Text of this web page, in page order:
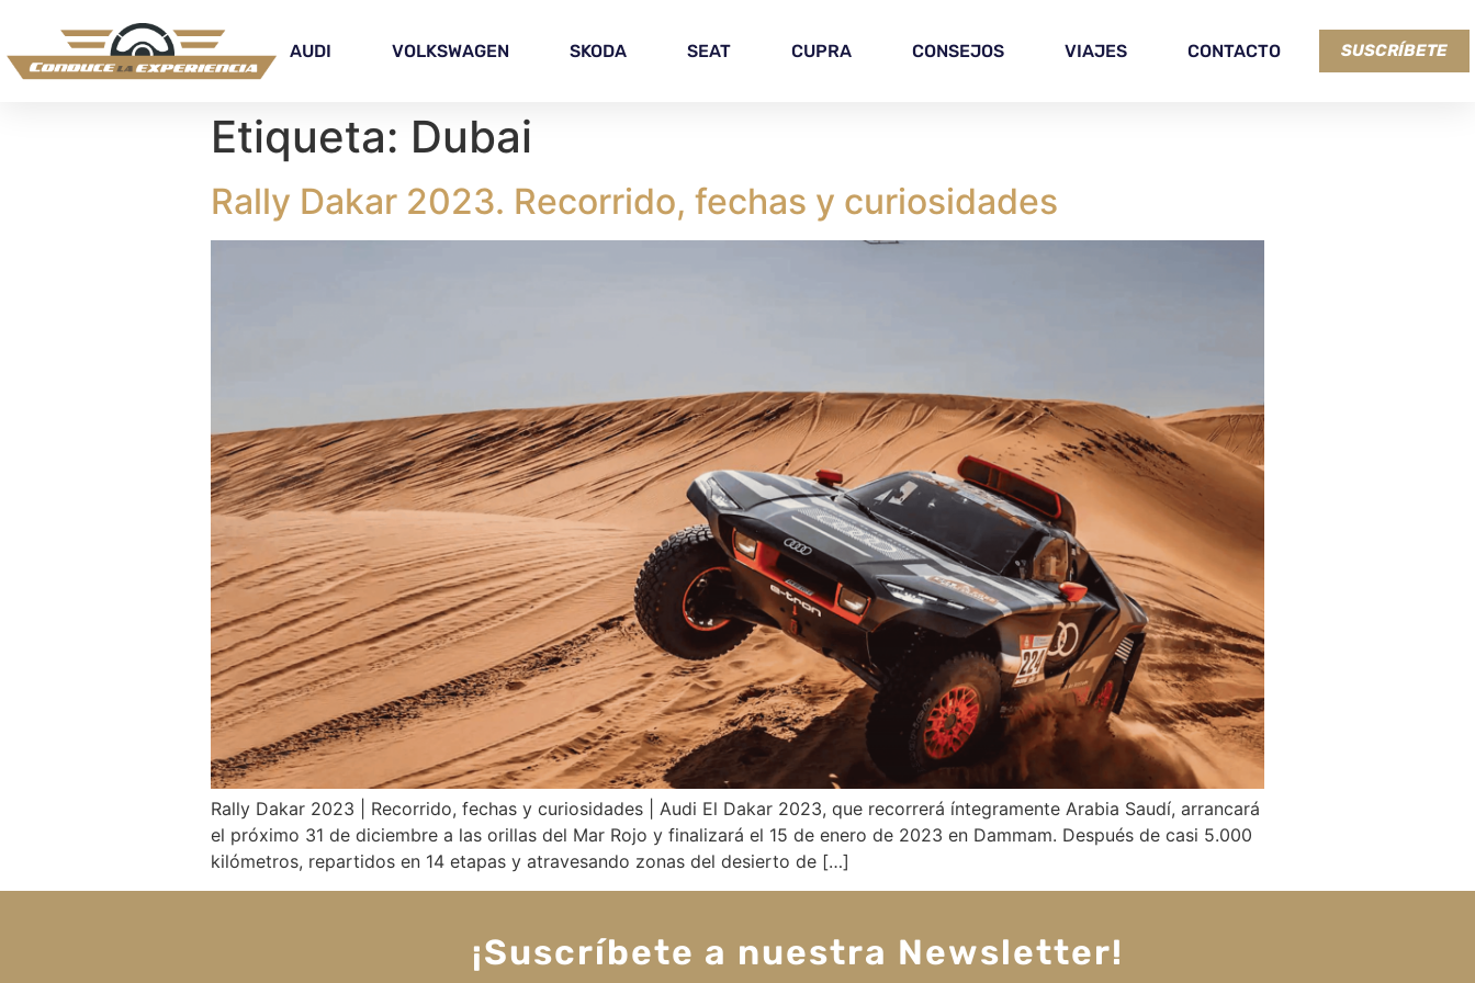
AUDI VOLKSWAGEN SKODA SEAT CUPRA CONSEJOS VIAJES CONTACTO SUSCRÍBETE
Etiqueta: Dubai
Rally Dakar 2023. Recorrido, fechas y curiosidades
Rally Dakar 2023 | Recorrido, fechas y curiosidades | Audi El Dakar 2023, que recorrerá íntegramente Arabia Saudí, arrancará
el próximo 31 de diciembre a las orillas del Mar Rojo y finalizará el 15 de enero de 2023 en Dammam. Después de casi 5.000
kilómetros, repartidos en 14 etapas y atravesando zonas del desierto de […]
¡Suscríbete a nuestra Newsletter!